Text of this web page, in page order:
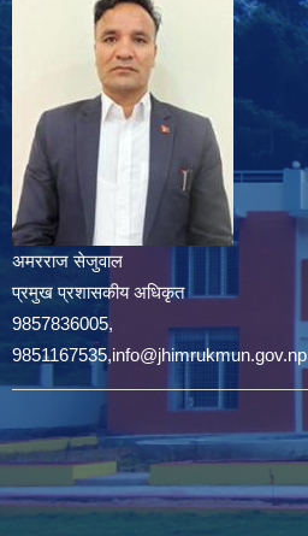
अमरराज सेजुवाल
प्रमुख प्रशासकीय अधिकृत
9857836005,
9851167535,info@jhimrukmun.gov.np